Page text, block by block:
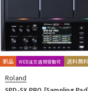
新品 WEB注文店頭受取可 送料無
Roland